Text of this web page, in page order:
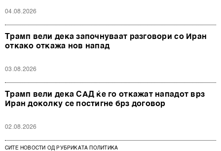
04.08.2026
Трамп вели дека започнуваат разговори со Иран
откако откажа нов напад
03.08.2026
Трамп вели дека САД ќе го откажат нападот врз
Иран доколку се постигне брз договор
02.08.2026
СИТЕ НОВОСТИ ОД РУБРИКАТА ПОЛИТИКА